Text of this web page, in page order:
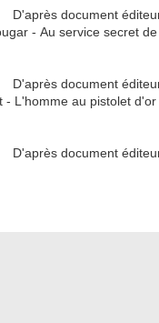
D'après document
- Au service secret
D'après document
- L'homme au pistolet d'or
D'après document